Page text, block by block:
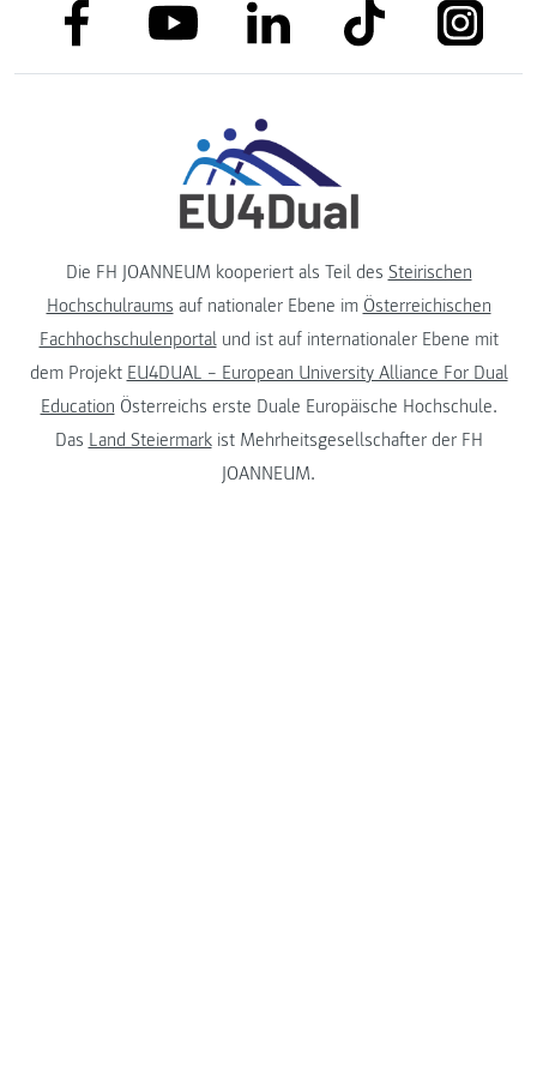
link to facebooklink to youtubelink to linkedinlink to tiktok link to
Die FH JOANNEUM kooperiert als Teil des Steirischen
Hochschulraums auf nationaler Ebene im Österreichischen
Fachhochschulenportalund ist auf internationaler Ebene mit
dem Projekt EU4DUAL – European University Alliance For Dual
Education Österreichs erste Duale Europäische Hochschule.
Das Land Steiermarkist Mehrheitsgesellschafter der FH
JOANNEUM.